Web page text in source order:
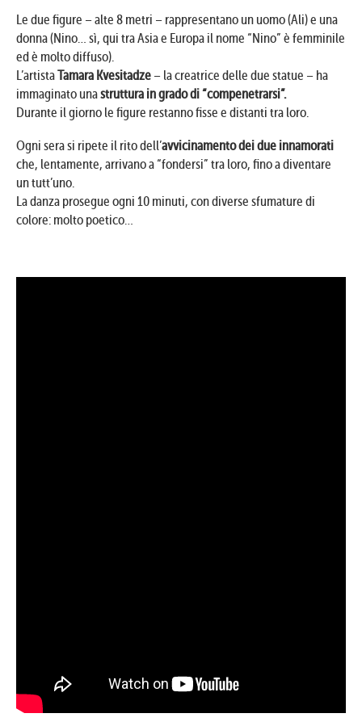
Le due figure – alte 8 metri – rappresentano un uomo (Ali) e una
donna (Nino… sì, qui tra Asia e Europa il nome “Nino” è femminile
ed è molto diffuso).
L’artistaTamara Kvesitadze – la creatrice delle due statue – ha
immaginato unastruttura in grado di “compenetrarsi”.
Durante il giorno le figure restanno fisse e distanti tra loro.
Ogni sera si ripete il rito dell’avvicinamento dei due innamorati
che, lentamente, arrivano a “fondersi” tra loro, fino a diventare
un tutt’uno.
La danza prosegue ogni 10 minuti, con diverse sfumature di
colore: molto poetico…